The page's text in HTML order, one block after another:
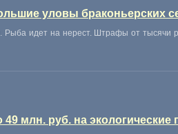
уловы браконьерских
идет на нерест. Штрафы от тысячи
млн. руб. на экологические